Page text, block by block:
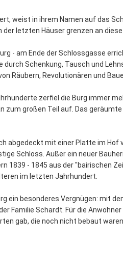
weist in ihrem Namen auf das
letzten Häuser grenzen an diese
- am Ende der Schlossgasse
durch Schenkung, Tausch und
Räubern, Revolutionären und
zerfiel die Burg immer
zum großen Teil auf. Das
abgedeckt mit einer Platte im
Schloss. Außer ein neuer
1839 - 1845 aus der "bairischen
im letzten Jahrhundert.
ein besonderes Vergnügen: mit
Familie Schardt. Für die
gab, die noch nicht bebaut